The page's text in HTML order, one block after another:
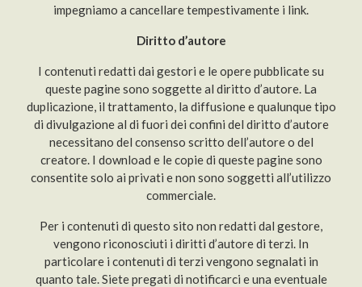
impegniamo a cancellare tempestivamente i link.
Diritto d’autore
I contenuti redatti dai gestori e le opere pubblicate su
queste pagine sono soggette al diritto d’autore. La
duplicazione, il trattamento, la diffusione e qualunque tipo
di divulgazione al di fuori dei confini del diritto d’autore
necessitano del consenso scritto dell’autore o del
creatore. I download e le copie di queste pagine sono
consentite solo ai privati e non sono soggetti all’utilizzo
commerciale.
Per i contenuti di questo sito non redatti dal gestore,
vengono riconosciuti i diritti d’autore di terzi. In
particolare i contenuti di terzi vengono segnalati in
quanto tale. Siete pregati di notificarci e una eventuale